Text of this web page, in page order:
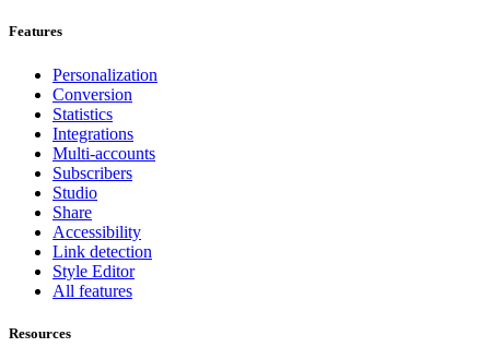
Features
Personalization
Conversion
Statistics
Integrations
Multi-accounts
Subscribers
Studio
Share
Accessibility
Link detection
Style Editor
All features
Resources